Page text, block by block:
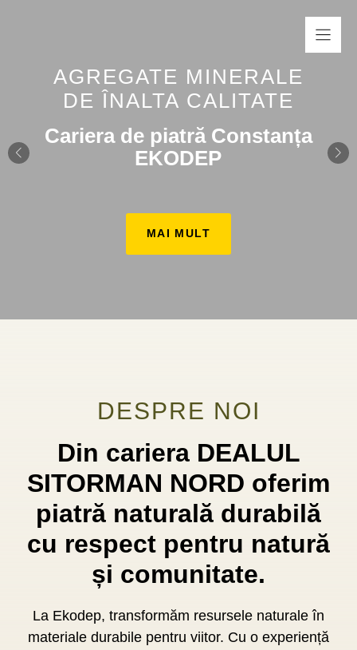
AGREGATE MINERALE
DE ÎNALTA CALITATE
Cariera de piatră Constanța
EKODEP
MAI MULT
DESPRE NOI
Din cariera DEALUL
SITORMAN NORD oferim
piatră naturală durabilă
cu respect pentru natură
și comunitate.
La Ekodep, transformăm resursele naturale în
materiale durabile pentru viitor. Cu o experiență